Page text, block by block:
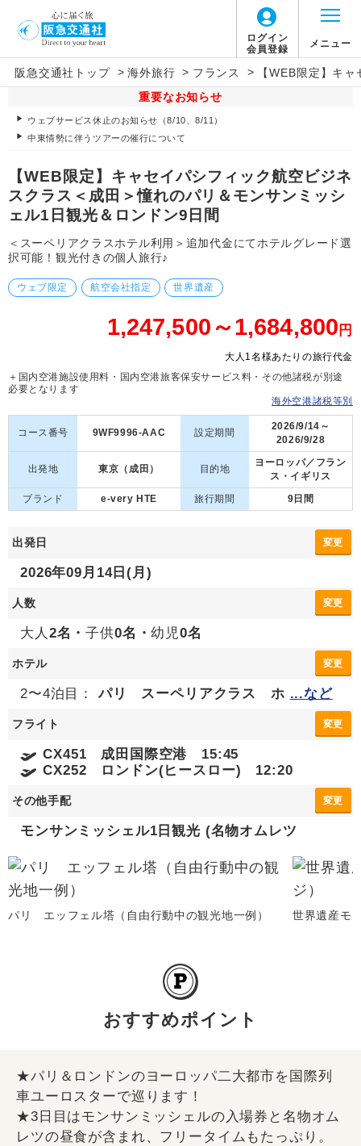
ログイン
会員登録
メニュー
阪急交通社トップ > 海外旅行 > フランス >
【WEB限定】キ
重要なお知らせ
ウェブサービス休止のお知らせ（8/10、8/11）
中東情勢に伴うツアーの催行について
【WEB限定】キャセイパシフィック航空ビジネ
スクラス＜成田＞憧れのパリ＆モンサンミッシ
ェル1日観光＆ロンドン9日間
＜スーペリアクラスホテル利用＞追加代金にてホテルグレード選
択可能！観光付きの個人旅行♪
ウェブ限定 航空会社指定 世界遺産
1,247,500～1,684,800 円
大人1名様あたりの旅行代金
＋国内空港施設使用料・国内空港旅客保安サービス料・その他諸税が別途
必要となります
海外空港諸税等別
コース番号 9WF9996-AAC 設定期間
2026/9/14～
2026/9/28
出発地 東京（成田） 目的地
ヨーロッパ／フラン
ス・イギリス
ブランド
e-very HTE 旅行期間 9日間
出発日 変更
2026年09月14日(月)
人数 変更
大人 2名・子供0名・幼児0名
ホテル 変更
2〜4泊目： パリ スーペリアクラス ホ ...など
フライト 変更
CX451 成田国際空港 15:45
CX252 ロンドン(ヒースロー) 12:20
その他手配 変更
モンサンミッシェル1日観光 (名物オムレツ
パリ エッフェル塔（自由行動中の観光地一例） 世界遺産モ
おすすめポイント
★パリ＆ロンドンのヨーロッパ二大都市を国際列
車ユーロスターで巡ります！
★3日目はモンサンミッシェルの入場券と名物オム
レツの昼食が含まれ、フリータイムもたっぷり。